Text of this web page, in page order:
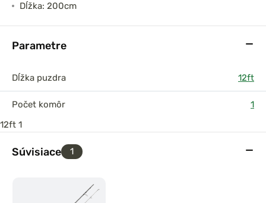
Dĺžka: 200cm
Parametre
Dĺžka puzdra 12ft
Počet komôr
1
12ft 1
Súvisiace 1